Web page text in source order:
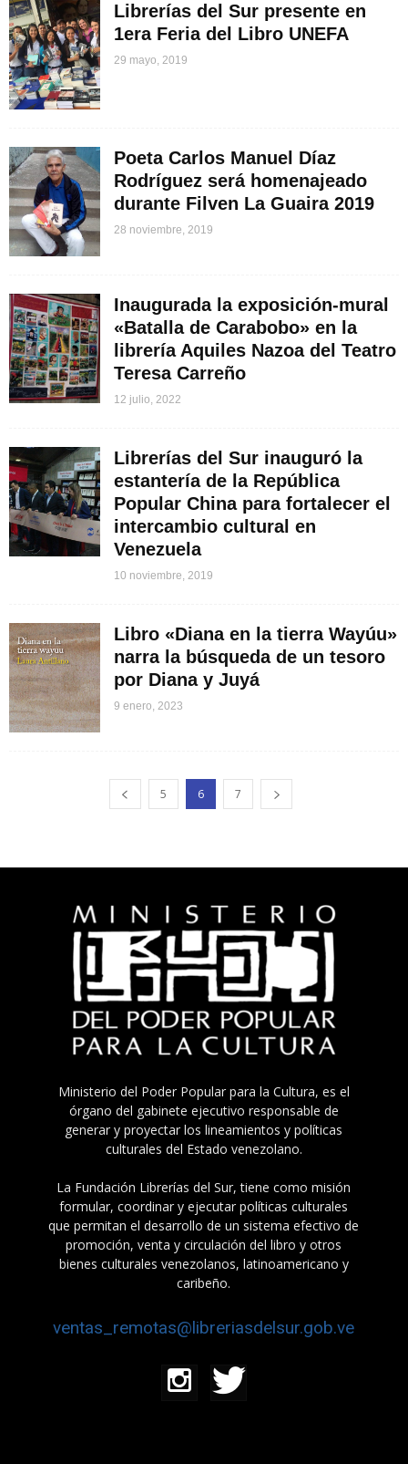
Librerías del Sur presente en
1era Feria del Libro UNEFA
29 mayo, 2019
Poeta Carlos Manuel Díaz
Rodríguez será homenajeado
durante Filven La Guaira 2019
28 noviembre, 2019
Inaugurada la exposición-mural
«Batalla de Carabobo» en la
librería Aquiles Nazoa del Teatro
Teresa Carreño
12 julio, 2022
Librerías del Sur inauguró la
estantería de la República
Popular China para fortalecer el
intercambio cultural en
Venezuela
10 noviembre, 2019
Libro «Diana en la tierra Wayúu»
narra la búsqueda de un tesoro
por Diana y Juyá
9 enero, 2023
5 6 7
Ministerio del Poder Popular para la Cultura, es el
órgano del gabinete ejecutivo responsable de
generar y proyectar los lineamientos y políticas
culturales del Estado venezolano.
La Fundación Librerías del Sur, tiene como misión
formular, coordinar y ejecutar políticas culturales
que permitan el desarrollo de un sistema efectivo de
promoción, venta y circulación del libro y otros
bienes culturales venezolanos, latinoamericano y
caribeño.
ventas_remotas@libreriasdelsur.gob.ve